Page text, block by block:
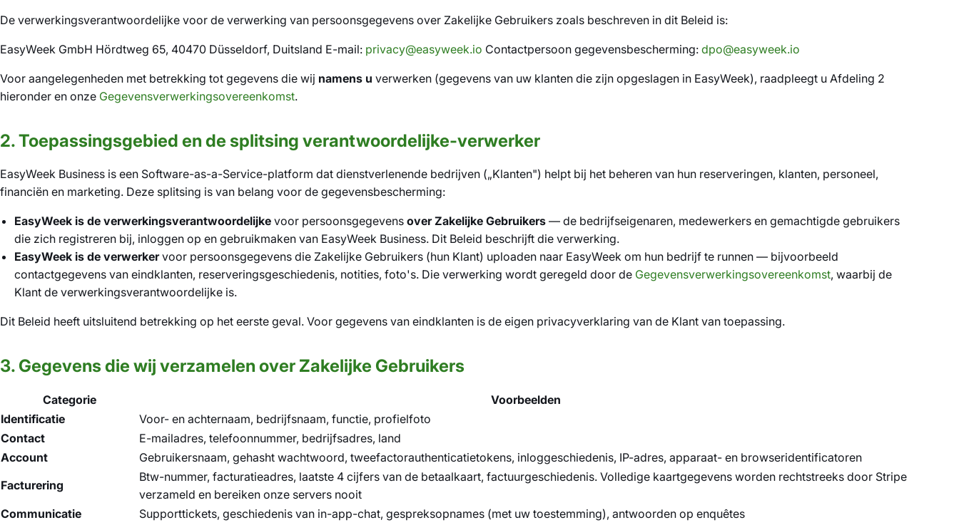
De verwerkingsverantwoordelijke voor de verwerking van persoonsgegevens over Zakelijke Gebruikers zoals beschreven in dit Beleid is:
EasyWeek GmbH Hördtweg 65, 40470 Düsseldorf, Duitsland E-mail: privacy@easyweek.io Contactpersoon gegevensbescherming: dpo@easyweek.io
Voor aangelegenheden met betrekking tot gegevens die wij namens u verwerken (gegevens van uw klanten die zijn opgeslagen in EasyWeek), raadpleegt u Afdeling 2
hieronder en onze Gegevensverwerkingsovereenkomst.
2. Toepassingsgebied en de splitsing verantwoordelijke-verwerker
EasyWeek Business is een Software-as-a-Service-platform dat dienstverlenende bedrijven („Klanten") helpt bij het beheren van hun reserveringen, klanten, personeel,
financiën en marketing. Deze splitsing is van belang voor de gegevensbescherming:
EasyWeek is de verwerkingsverantwoordelijke voor persoonsgegevens over Zakelijke Gebruikers — de bedrijfseigenaren, medewerkers en gemachtigde gebruikers
die zich registreren bij, inloggen op en gebruikmaken van EasyWeek Business. Dit Beleid beschrijft die verwerking.
EasyWeek is de verwerkervoor persoonsgegevens die Zakelijke Gebruikers (hun Klant) uploaden naar EasyWeek om hun bedrijf te runnen — bijvoorbeeld
contactgegevens van eindklanten, reserveringsgeschiedenis, notities, foto's. Die verwerking wordt geregeld door de Gegevensverwerkingsovereenkomst, waarbij de
Klant de verwerkingsverantwoordelijke is.
Dit Beleid heeft uitsluitend betrekking op het eerste geval. Voor gegevens van eindklanten is de eigen privacyverklaring van de Klant van toepassing.
3. Gegevens die wij verzamelen over Zakelijke Gebruikers
Categorie
Voorbeelden
Identificatie
Voor- en achternaam, bedrijfsnaam, functie, profielfoto
Contact
E-mailadres, telefoonnummer, bedrijfsadres, land
Account
Gebruikersnaam, gehasht wachtwoord, tweefactorauthenticatietokens, inloggeschiedenis, IP-adres, apparaat- en browseridentificatoren
Facturering
Btw-nummer, facturatieadres, laatste 4 cijfers van de betaalkaart, factuurgeschiedenis. Volledige kaartgegevens worden rechtstreeks door Stripe
verzameld en bereiken onze servers nooit
Communicatie
Supporttickets, geschiedenis van in-app-chat, gespreksopnames (met uw toestemming), antwoorden op enquêtes